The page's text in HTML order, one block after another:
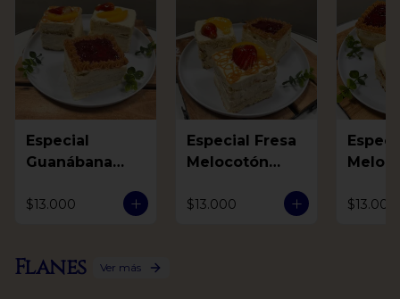
Especial
Guanábana
$13.000
Especial Fresa
Melocotón
$13.000
Especial
$13.000
Flanes Ver más